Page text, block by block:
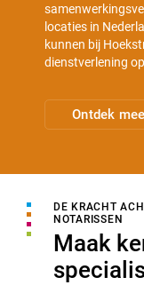
locaties in
kunnen bij
dienstverlening
Ontdek
DE KRACHT
NOTARISSEN
Maak